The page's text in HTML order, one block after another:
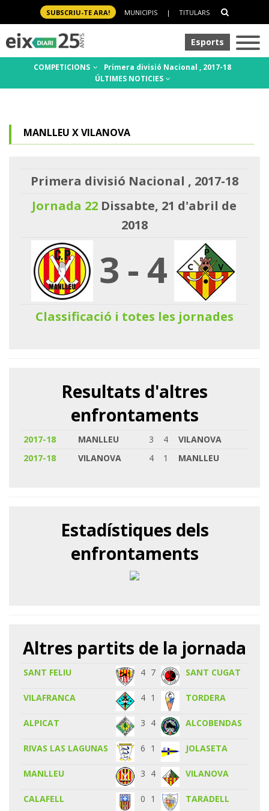
SUBSCRIU-TE ARA! MUNICIPIS | TITULARS
Esports
COMPETICIONS
Primera divisió Nacional , 2017-18
ÚLTIMES NOTICIES
MANLLEU X VILANOVA
Primera divisió Nacional , 2017-18
Jornada 22 Dissabte, 21 d'abril de
2018
3 -4
Classificació i totes les jornades
Resultats d'altres
enfrontaments
2017-18 MANLLEU 3 4
VILANOVA
2017-18
VILANOVA 4 1 MANLLEU
Estadístiques dels
enfrontaments
Altres partits de la jornada
SANT FELIU 4 7 SANT CUGAT
VILAFRANCA 4 1 TORDERA
ALPICAT 3 4 ALCOBENDAS
RIVAS LAS LAGUNAS 6 1 JOLASETA
MANLLEU 3 4 VILANOVA
CALAFELL 0 1 TARADELL